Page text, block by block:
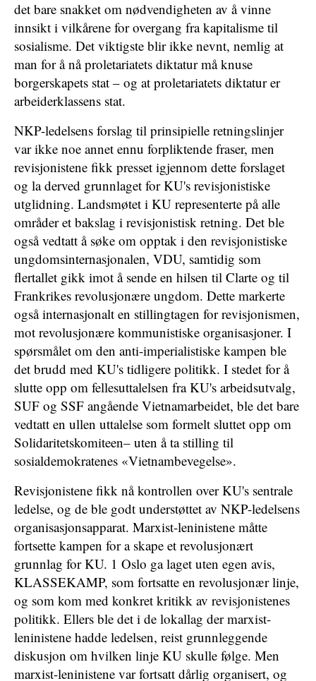
det bare snakket om nødvendigheten av å vinne
innsikt i vilkårene for overgang fra kapitalisme til
sosialisme. Det viktigste blir ikke nevnt, nemlig at
man for å nå proletariatets diktatur må knuse
borgerskapets stat – og at proletariatets diktatur er
arbeiderklassens stat.
NKP-ledelsens forslag til prinsipielle retningslinjer
var ikke noe annet ennu forpliktende fraser, men
revisjonistene fikk presset igjennom dette forslaget
og la derved grunnlaget for KU's revisjonistiske
utglidning. Landsmøtet i KU representerte på alle
områder et bakslag i revisjonistisk retning. Det ble
også vedtatt å søke om opptak i den revisjonistiske
ungdomsinternasjonalen, VDU, samtidig som
flertallet gikk imot å sende en hilsen til Clarte og til
Frankrikes revolusjonære ungdom. Dette markerte
også internasjonalt en stillingtagen for revisjonismen,
mot revolusjonære kommunistiske organisasjoner. I
spørsmålet om den anti-imperialistiske kampen ble
det brudd med KU's tidligere politikk. I stedet for å
slutte opp om fellesuttalelsen fra KU's arbeidsutvalg,
SUF og SSF angående Vietnamarbeidet, ble det bare
vedtatt en ullen uttalelse som formelt sluttet opp om
Solidaritetskomiteen– uten å ta stilling til
sosialdemokratenes «Vietnambevegelse».
Revisjonistene fikk nå kontrollen over KU's sentrale
ledelse, og de ble godt understøttet av NKP-ledelsens
organisasjonsapparat. Marxist-leninistene måtte
fortsette kampen for a skape et revolusjonært
grunnlag for KU. 1 Oslo ga laget uten egen avis,
KLASSEKAMP, som fortsatte en revolusjonær linje,
og som kom med konkret kritikk av revisjonistenes
politikk. Ellers ble det i de lokallag der marxist-
leninistene hadde ledelsen, reist grunnleggende
diskusjon om hvilken linje KU skulle følge. Men
marxist-leninistene var fortsatt dårlig organisert, og